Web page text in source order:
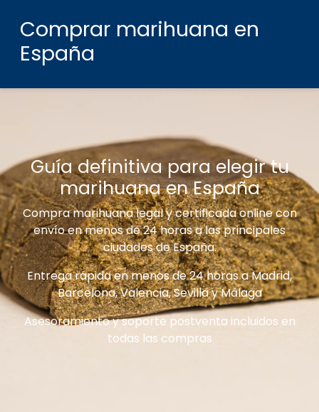
Comprar marihuana en
España
Guía definitiva para elegir tu
marihuana en España
Compra marihuana legal y certificada online con
envío en menos de 24 horas a las principales
ciudades de España.
Entrega rápida en menos de 24 horas a Madrid,
Barcelona, Valencia, Sevilla y Málaga
Asesoramiento y soporte postventa incluidos en
todas las compras